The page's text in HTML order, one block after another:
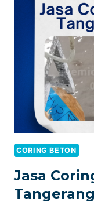
CORING BETON
Jasa